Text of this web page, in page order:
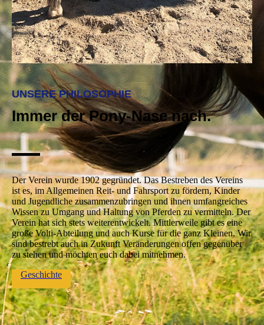
UNSERE PHILOSOPHIE
Immer der Pony-Nase nach.
—
Der Verein wurde 1902 gegründet. Das Bestreben des Vereins
ist es, im Allgemeinen Reit- und Fahrsport zu fördern, Kinder
und Jugendliche zusammenzubringen und ihnen umfangreiches
Wissen zu Umgang und Haltung von Pferden zu vermitteln. Der
Verein hat sich stets weiterentwickelt. Mittlerweile gibt es eine
große Volti-Abteilung und auch Kurse für die ganz Kleinen. Wir
sind bestrebt auch in Zukunft Veränderungen offen gegenüber
zu stehen und möchten euch dabei mitnehmen.
Geschichte